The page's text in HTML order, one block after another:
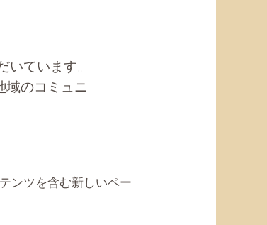
ています。
域のコミュニ
ンツを含む新しいペー